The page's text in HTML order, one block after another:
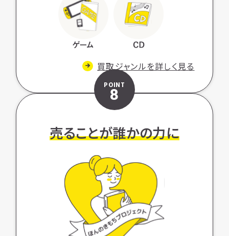
買取ジャンルを詳しく見る
POINT
8
売ることが誰かの力に